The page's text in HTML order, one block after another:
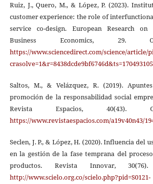
Ruiz, J., Quero, M., & López, P. (2023).
customer experience: the role of
service co-design. European Research on
Business Economics, 29.
https://www.sciencedirect.com/science/article/
Saltos, M., & Velázquez, R. (2019).
promoción de la responsabilidad social
Revista Espacios, 40(43).
https://www.revistaespacios.com/a19v40n43/
Seclen, J. P., & López, H. (2020). Influencia del
en la gestión de la fase temprana del
productos. Revista Innovar,
http://www.scielo.org.co/scielo.php?pid=S0121-